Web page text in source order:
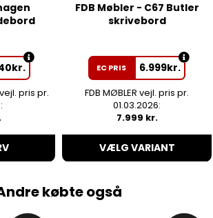
kr.
pris pr.
FDB Møbler - C67 Butler
skrivebord
EC PRIS 6.999kr.
FDB MØBLER vejl. pris pr.
01.03.2026:
7.999 kr.
VÆLG VARIANT
købte også